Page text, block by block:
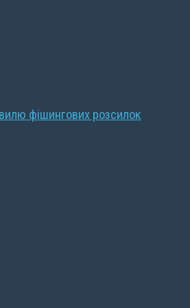
фішингових розсилок